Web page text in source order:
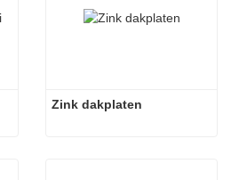
Zink dakplaten